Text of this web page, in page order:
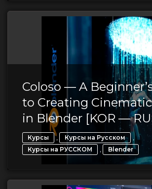
Coloso — A
to Creating
in Blender [KOR —
Курсы , Курсы на Русском ,
Курсы на РУССКОМ , Blender